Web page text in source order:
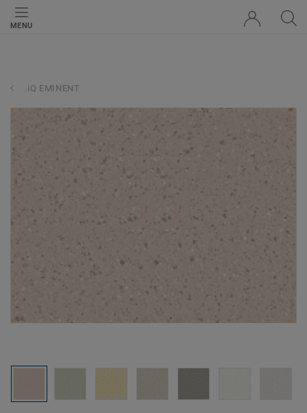
MENU
iQ EMINENT